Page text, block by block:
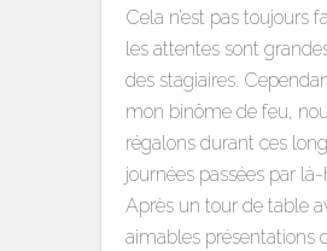
Cela n’est pas toujours
les attentes sont
des stagiaires.
mon binôme de feu,
régalons durant ces
journées passées par
Après un tour de table
aimables présentations